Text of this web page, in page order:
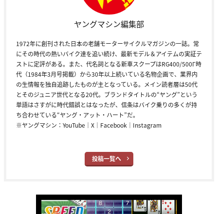
ヤングマシン編集部
1972年に創刊された日本の老舗モーターサイクルマガジンの一誌。常
にその時代の熱いバイク達を追い続け、最新モデル＆アイテムの実証テ
ストに定評がある。また、代名詞となる新車スクープはRG400/500Γ時
代（1984年3月号掲載）から30年以上続いている名物企画で、業界内
の生情報を独自追跡したものが主となっている。メイン読者層は50代
とそのジュニア世代となる20代。ブランドタイトルの“ヤング”という
単語はさすがに時代錯誤とはなったが、信条はバイク乗りの多くが持
ち合わせている“ヤング・アット・ハート”だ。
※ヤングマシン： YouTube ｜ X ｜ Facebook ｜ Instagram
投稿一覧へ